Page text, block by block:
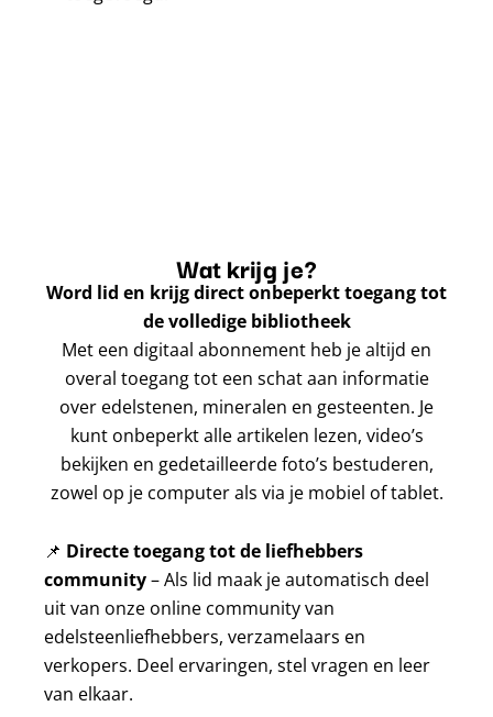
Wat krijg je?
Word lid en krijg direct onbeperkt toegang tot
de volledige bibliotheek
Met een digitaal abonnement heb je altijd en
overal toegang tot een schat aan informatie
over edelstenen, mineralen en gesteenten. Je
kunt onbeperkt alle artikelen lezen, video’s
bekijken en gedetailleerde foto’s bestuderen,
zowel op je computer als via je mobiel of tablet.
📌 Directe toegang tot de liefhebbers
community– Als lid maak je automatisch deel
uit van onze online community van
edelsteenliefhebbers, verzamelaars en
verkopers. Deel ervaringen, stel vragen en leer
van elkaar.